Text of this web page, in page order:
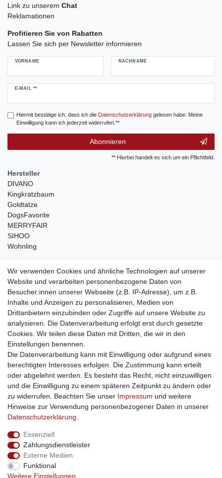
Link zu unserem Chat
Reklamationen
Profitieren Sie von Rabatten
Lassen Sie sich per Newsletter informieren
VORNAME NACHNAME
E-MAIL **
Newsletter
Hiermit bestätige ich, dass ich die Daten­schutz­erklärunggelesen habe. Meine
Einwilligung kann ich jederzeit widerrufen.**
Abonnieren
** Hierbei handelt es sich um ein Pflichtfeld.
Hersteller
DIVANO
Kingkratzbaum
Goldtatze
DogsFavorite
MERRYFAIR
SIHOO
Wohnling
weitere Shops
traumlampen- Lampen und Kronleuchter
kinderwagencenter- Exklusive und günstige Kinderwagen
gastrogeraete24- alles für Gastronomie und Imbiss
soziale Medien
Facebook
sicher einkaufen
Sichere Bestellung und Zahlung via SSL Verschlüsselung
Wir verwenden Cookies und ähnliche Technologien auf unserer
Website und verarbeiten personenbezogene Daten von
Besucher:innen unserer Webseite (z.B. IP-Adresse), um z.B.
Inhalte und Anzeigen zu personalisieren, Medien von
Drittanbietern einzubinden oder Zugriffe auf unsere Website zu
analysieren. Die Datenverarbeitung erfolgt erst durch gesetzte
Cookies. Wir teilen diese Daten mit Dritten, die wir in den
Einstellungen benennen.
Die Datenverarbeitung kann mit Einwilligung oder aufgrund eines
berechtigten Interesses erfolgen. Die Zustimmung kann erteilt
oder abgelehnt werden. Es besteht das Recht, nicht einzuwilligen
und die Einwilligung zu einem späteren Zeitpunkt zu ändern oder
zu widerrufen. Beachten Sie unser Impressum und weitere
Hinweise zur Verwendung personenbezogener Daten in unserer
Daten­schutz­erklärung
Essenziell
Zahlungsdienstleister
Externe Medien
Funktional
Weitere Einstellungen
Widerrufs­recht Widerrufs­formular
Daten­schutz­erklärung